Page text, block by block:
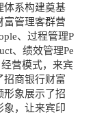
体系构建奠基
富管理客群营
、过程管理P
、绩效管理Pe
营模式，来宾
招商银行财富
形象展示了招
象，让来宾印